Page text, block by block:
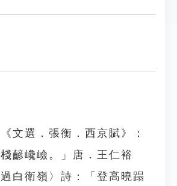
文選．張衡．西京賦》：
棧齴巉嶮。」唐．王仁裕
過白衛嶺〉詩：「登高曉蹋